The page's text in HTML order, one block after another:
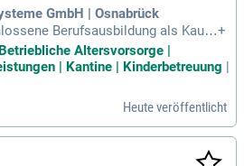
GmbH | Osnabrück
Berufsausbildung als Kauf
und Finanzen und ideale
zum Versicherungsfachwirt (m/
Studium im Versiche
+
Altersvorsorge |
| Kantine | Kinderbetreuung |
Heute veröffentlicht